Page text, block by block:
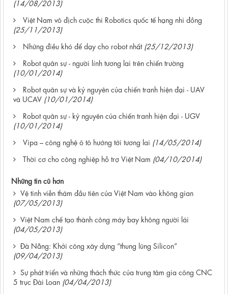
(14/08/2013)
Việt Nam vô địch cuộc thi Robotics quốc tế hạng nhi đồng
(25/11/2013)
Những điều khó để dạy cho robot nhất (25/12/2013)
Robot quân sự - người lính tương lai trên chiến trường
(10/01/2014)
Robot quân sự và kỷ nguyên của chiến tranh hiện đại - UAV
và UCAV (10/01/2014)
Robot quân sự - kỷ nguyên của chiến tranh hiện đại - UGV
(10/01/2014)
Vipa – công nghệ ô tô hướng tới tương lai (14/05/2014)
Thời cơ cho công nghiệp hỗ trợ Việt Nam (04/10/2014)
Những tin cũ hơn
Vệ tinh viễn thám đầu tiên của Việt Nam vào không gian
(07/05/2013)
Việt Nam chế tạo thành công máy bay không người lái
(04/05/2013)
Đà Nẵng: Khởi công xây dựng “thung lũng Silicon”
(09/04/2013)
Sự phát triển và những thách thức của trung tâm gia công CNC
5 trục Đài Loan (04/04/2013)